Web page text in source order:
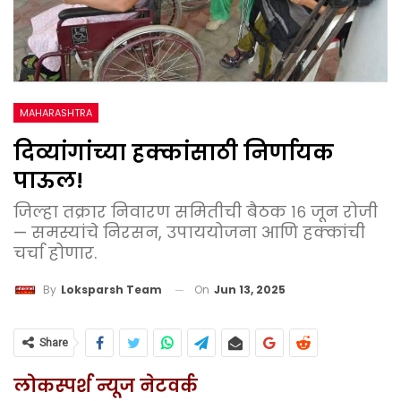
MAHARASHTRA
दिव्यांगांच्या हक्कांसाठी निर्णायक
पाऊल!
जिल्हा तक्रार निवारण समितीची बैठक १६ जून रोजी
— समस्यांचे निरसन, उपाययोजना आणि हक्कांची
चर्चा होणार.
By Loksparsh Team On Jun 13, 2025
Share
लोकस्पर्श न्यूज नेटवर्क